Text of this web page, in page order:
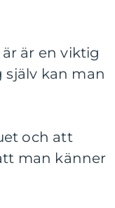
är en viktig
själv kan man
och att
man känner